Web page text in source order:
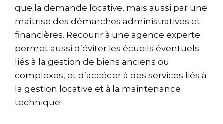
que la demande locative, mais aussi par une
maîtrise des démarches administratives et
financières. Recourir à une agence experte
permet aussi d’éviter les écueils éventuels
liés à la gestion de biens anciens ou
complexes, et d’accéder à des services liés à
la gestion locative et à la maintenance
technique.